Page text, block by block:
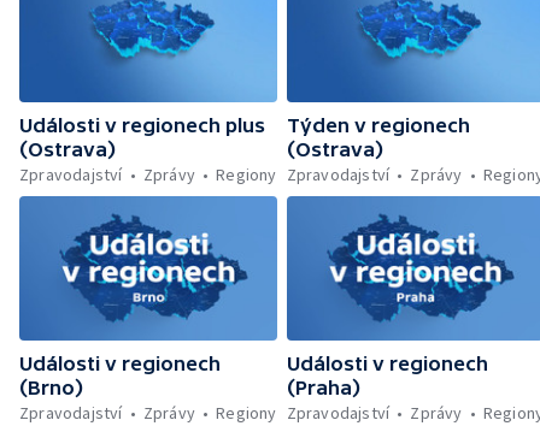
Události v regionech plus
(Ostrava)
Zpravodajství
Zprávy Regiony
Týden v regionech
(Ostrava)
Zpravodajství
Zprávy
Události v regionech
(Brno)
Zpravodajství
Zprávy Regiony
Události v regionech
(Praha)
Zpravodajství
Zprávy